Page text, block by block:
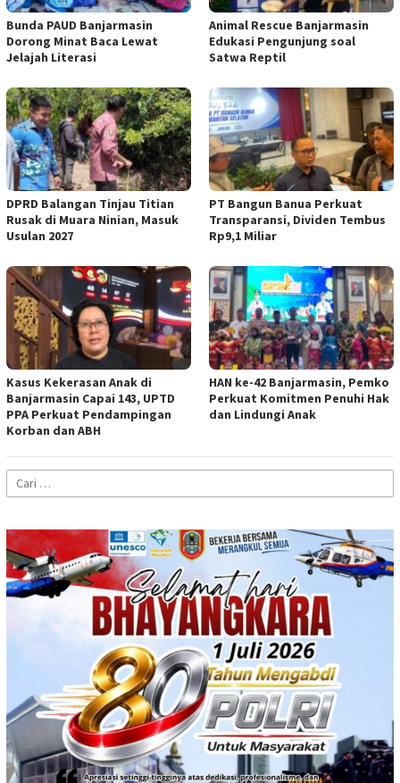
Bunda PAUD Banjarmasin
Dorong Minat Baca Lewat
Jelajah Literasi
Animal Rescue Banjarmasin
Edukasi Pengunjung soal
Satwa Reptil
DPRD Balangan Tinjau Titian
Rusak di Muara Ninian, Masuk
Usulan 2027
PT Bangun Banua Perkuat
Transparansi, Dividen Tembus
Rp9,1 Miliar
Kasus Kekerasan Anak di
Banjarmasin Capai 143, UPTD
PPA Perkuat Pendampingan
Korban dan ABH
HAN ke-42 Banjarmasin, Pemko
Perkuat Komitmen Penuhi Hak
dan Lindungi Anak
Cari
untuk: